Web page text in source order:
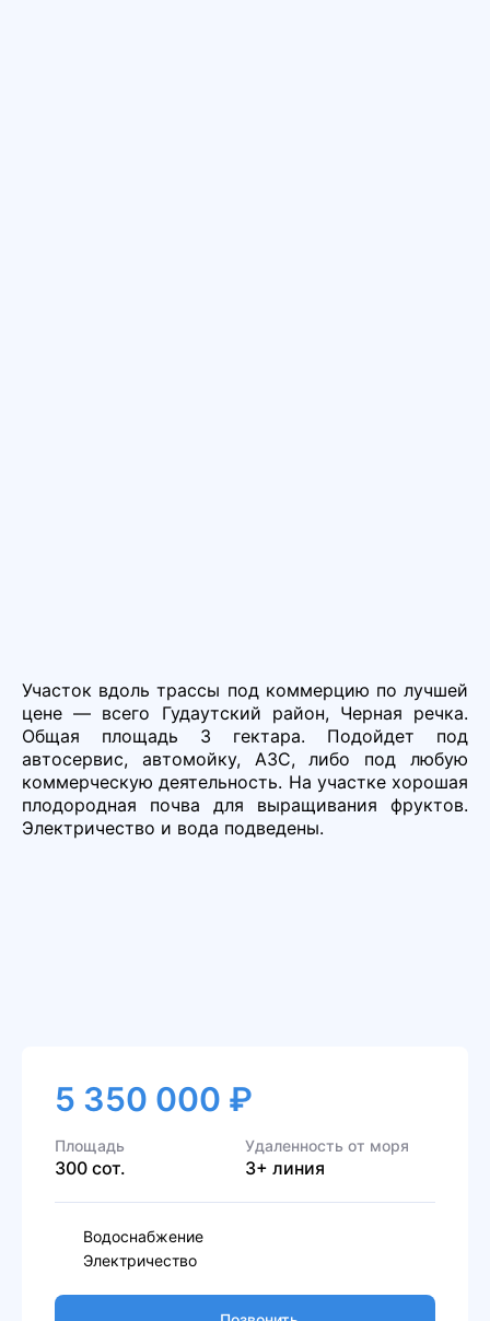
Участок вдоль трассы под коммерцию по лучшей
цене — всего Гудаутский район, Черная речка.
Общая площадь 3 гектара. Подойдет под
автосервис, автомойку, АЗС, либо под любую
коммерческую деятельность. На участке хорошая
плодородная почва для выращивания фруктов.
Электричество и вода подведены.
5 350 000 ₽
Площадь
300 сот.
Удаленность от моря
3+ линия
Водоснабжение
Электричество